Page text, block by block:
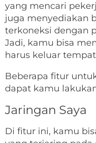
yang mencari
juga menyediakan
terkoneksi dengan
Jadi, kamu bisa
harus keluar
Beberapa fitur
dapat kamu
Jaringan Saya
Di fitur ini, kamu